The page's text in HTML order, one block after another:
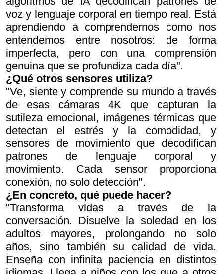
voz y lenguaje corporal en tiempo real. Está
aprendiendo a comprendernos como nos
entendemos entre nosotros: de forma
imperfecta, pero con una comprensión
genuina que se profundiza cada día".
¿Qué otros sensores utiliza?
"Ve, siente y comprende su mundo a través
de esas cámaras 4K que capturan la
sutileza emocional, imágenes térmicas que
detectan el estrés y la comodidad, y
sensores de movimiento que decodifican
patrones de lenguaje corporal y
movimiento. Cada sensor proporciona
conexión, no solo detección".
¿En concreto, qué puede hacer?
"Transforma vidas a través de la
conversación. Disuelve la soledad en los
adultos mayores, prolongando no solo
años, sino también su calidad de vida.
Enseña con infinita paciencia en distintos